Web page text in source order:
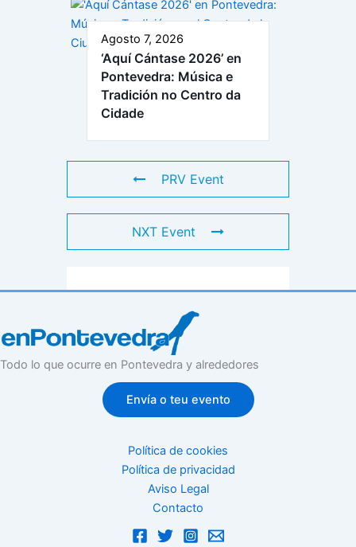
Agosto 7, 2026
‘Aquí Cántase 2026’ en
Pontevedra: Música e
Tradición no Centro da
Cidade
PRV Event
NXT Event
Todo lo que ocurre en Pontevedra y alrededores
Envía o teu evento
Política de cookies
Política de privacidad
Aviso Legal
Contacto